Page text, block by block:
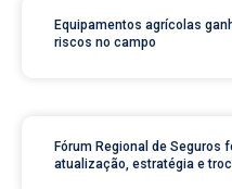
Equipamentos agrícolas
riscos no campo
Fórum Regional de Seguros
atualização, estratégia e